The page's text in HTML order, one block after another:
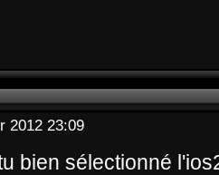
2012 23:09
bien sélectionné